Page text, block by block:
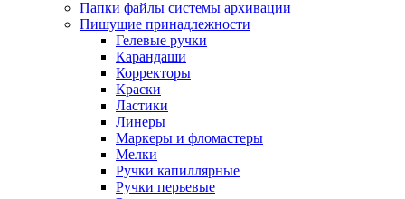
Папки файлы системы архивации
Пишущие принадлежности
Гелевые ручки
Карандаши
Корректоры
Краски
Ластики
Линеры
Маркеры и фломастеры
Мелки
Ручки капиллярные
Ручки перьевые